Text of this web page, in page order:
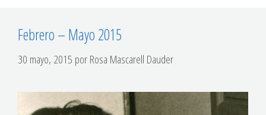
Febrero – Mayo 2015
30 mayo, 2015 porRosa Mascarell Dauder